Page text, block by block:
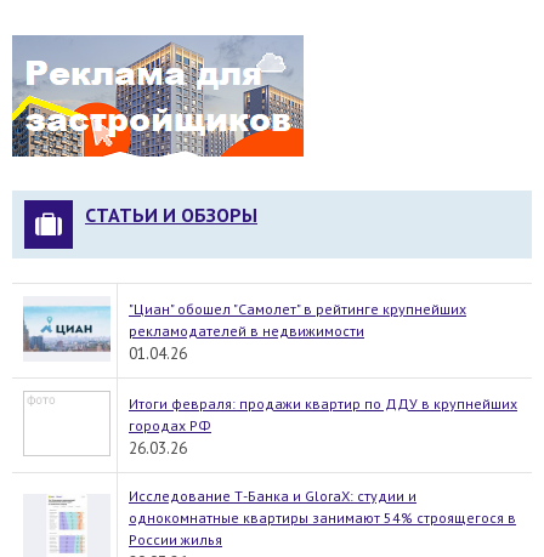
СТАТЬИ И ОБЗОРЫ
"Циан" обошел "Самолет" в рейтинге крупнейших
рекламодателей в недвижимости
01.04.26
Итоги февраля: продажи квартир по ДДУ в крупнейших
городах РФ
26.03.26
Исследование Т-Банка и GloraX: студии и
однокомнатные квартиры занимают 54% строящегося в
России жилья